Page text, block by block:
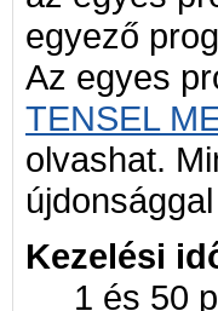
egyező
Az egyes
TENSEL
olvashat.
Kezelési
1 és 50